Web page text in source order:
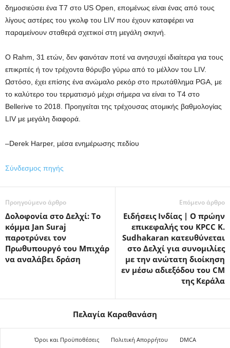
δημοσιεύσει ένα T7 στο US Open, επομένως είναι ένας από τους
λίγους αστέρες του γκολφ του LIV που έχουν καταφέρει να
παραμείνουν σταθερά σχετικοί στη μεγάλη σκηνή.
Ο Rahm, 31 ετών, δεν φαινόταν ποτέ να ανησυχεί ιδιαίτερα για τους
επικριτές ή τον τρέχοντα θόρυβο γύρω από το μέλλον του LIV.
Ωστόσο, έχει επίσης ένα ανώμαλο ρεκόρ στο πρωτάθλημα PGA, με
το καλύτερο του τερματισμό μέχρι σήμερα να είναι το T4 στο
Bellerive το 2018. Προηγείται της τρέχουσας ατομικής βαθμολογίας
LIV με μεγάλη διαφορά.
–Derek Harper, μέσα ενημέρωσης πεδίου
Σύνδεσμος πηγής
Προηγούμενο άρθρο
Δολοφονία στο Δελχί: Το
κόμμα Jan Suraj
παροτρύνει τον
Πρωθυπουργό του Μπιχάρ
να αναλάβει δράση
Επόμενο άρθρο
Ειδήσεις Ινδίας | Ο πρώην
επικεφαλής του KPCC K.
Sudhakaran κατευθύνεται
στο Δελχί για συνομιλίες
με την ανώτατη διοίκηση
εν μέσω αδιεξόδου του CM
της Κεράλα
Πελαγία Καραθανάση
Όροι και Προϋποθέσεις Πολιτική Απορρήτου DMCA